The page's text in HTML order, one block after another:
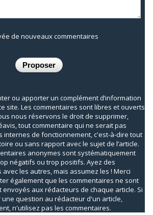
de nouveaux commentaires
ou apporter un complément d’information
site. Les commentaires sont libres et ouverts
nous réservons le droit de supprimer,
tout commentaire qui ne serait pas
internes de fonctionnement, c'est-à-dire tout
ou sans rapport avec le sujet de l’article.
anonymes sont systématiquement
négatifs ou trop positifs. Ayez des
les autres, mais assumez les ! Merci
également que les commentaires ne sont
aux rédacteurs de chaque article. Si
question au rédacteur d'un article,
n'utilisez pas les commentaires.